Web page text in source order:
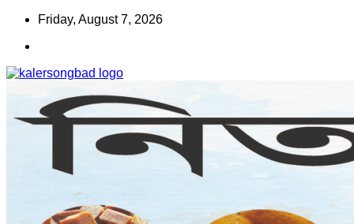
Skip
content
Friday, August 7, 2026
কালের সংবাদ
www.kalersongbad.com